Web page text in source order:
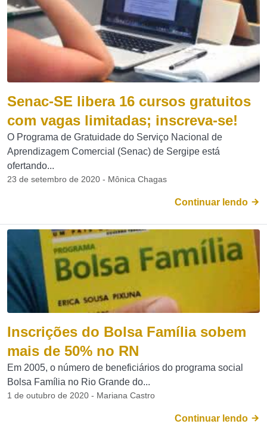
Senac-SE libera 16 cursos gratuitos
com vagas limitadas; inscreva-se!
O Programa de Gratuidade do Serviço Nacional de
Aprendizagem Comercial (Senac) de Sergipe está
ofertando...
23 de setembro de 2020 - Mônica Chagas
Continuar lendo
Inscrições do Bolsa Família sobem
mais de 50% no RN
Em 2005, o número de beneficiários do programa social
Bolsa Família no Rio Grande do...
1 de outubro de 2020 - Mariana Castro
Continuar lendo